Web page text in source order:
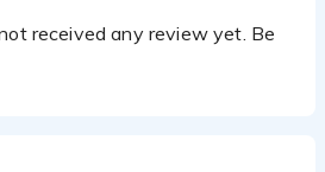
received any review yet. Be